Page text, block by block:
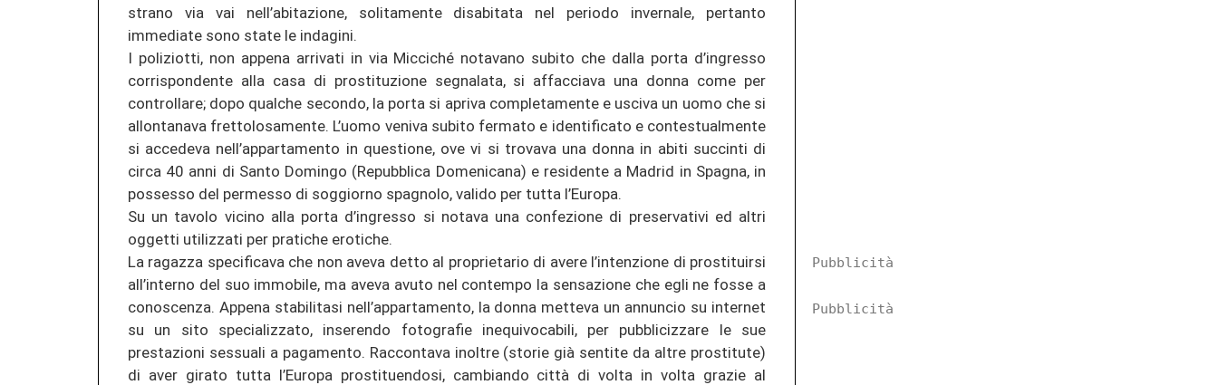
strano via vai nell’abitazione, solitamente disabitata nel periodo invernale, pertanto
immediate sono state le indagini.
I poliziotti, non appena arrivati in via Micciché notavano subito che dalla porta d’ingresso
corrispondente alla casa di prostituzione segnalata, si affacciava una donna come per
controllare; dopo qualche secondo, la porta si apriva completamente e usciva un uomo che si
allontanava frettolosamente. L’uomo veniva subito fermato e identificato e contestualmente
si accedeva nell’appartamento in questione, ove vi si trovava una donna in abiti succinti di
circa 40 anni di Santo Domingo (Repubblica Domenicana) e residente a Madrid in Spagna, in
possesso del permesso di soggiorno spagnolo, valido per tutta l’Europa.
Su un tavolo vicino alla porta d’ingresso si notava una confezione di preservativi ed altri
oggetti utilizzati per pratiche erotiche.
La ragazza specificava che non aveva detto al proprietario di avere l’intenzione di prostituirsi
all’interno del suo immobile, ma aveva avuto nel contempo la sensazione che egli ne fosse a
conoscenza. Appena stabilitasi nell’appartamento, la donna metteva un annuncio su internet
su un sito specializzato, inserendo fotografie inequivocabili, per pubblicizzare le sue
prestazioni sessuali a pagamento. Raccontava inoltre (storie già sentite da altre prostitute)
di aver girato tutta l’Europa prostituendosi, cambiando città di volta in volta grazie al
Pubblicità
Pubblicità